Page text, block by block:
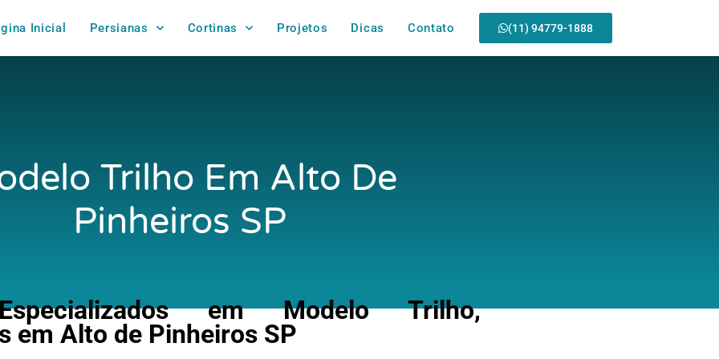
Inicial Persianas Cortinas Projetos Dicas Contato (11) 94779-1888
Trilho Em Alto De
Pinheiros SP
em Modelo Trilho,
em Alto de Pinheiros SP